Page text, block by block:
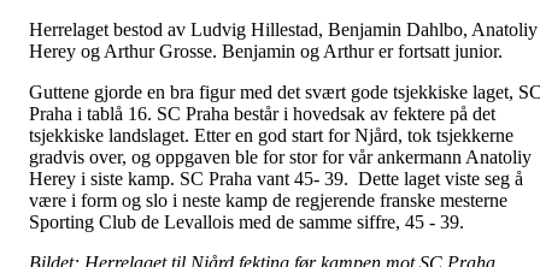
Herrelaget bestod av Ludvig Hillestad, Benjamin Dahlbo, Anatoliy
Herey og Arthur Grosse. Benjamin og Arthur er fortsatt junior.
Guttene gjorde en bra figur med det svært gode tsjekkiske laget,
Praha i tablå 16. SC Praha består i hovedsak av fektere på det
tsjekkiske landslaget. Etter en god start for Njård, tok tsjekkerne
gradvis over, og oppgaven ble for stor for vår ankermann Anatoliy
Herey i siste kamp. SC Praha vant 45- 39. Dette laget viste seg å
være i form og slo i neste kamp de regjerende franske mesterne
Sporting Club de Levallois med de samme siffre, 45 - 39.
Bildet: Herrelaget til Njård fekting før kampen mot SC Praha